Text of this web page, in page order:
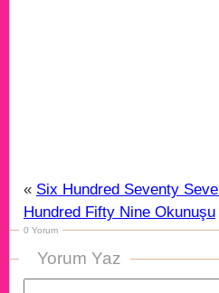
« Six Hundred Seventy
Hundred Fifty Nine Okunuşu
0 Yorum
Yorum Yaz